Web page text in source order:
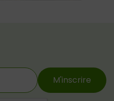
M'inscrire